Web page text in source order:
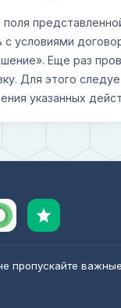
поля
с условиями
Еще раз
Для этого
указанных
пропускайте важные